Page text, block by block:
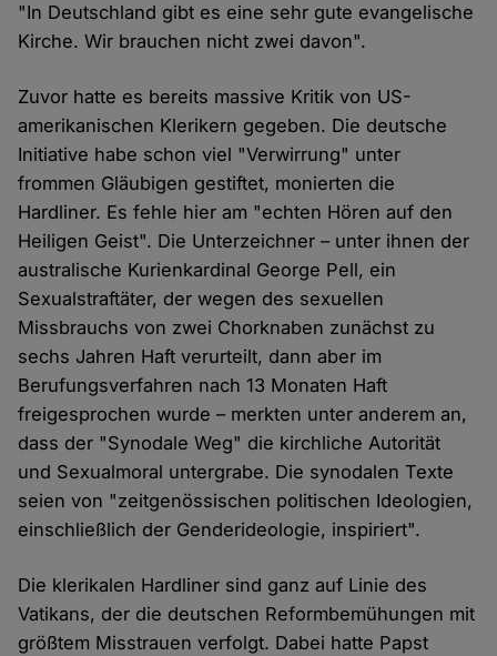
"In Deutschland gibt es eine sehr gute evangelische
Kirche. Wir brauchen nicht zwei davon".
Zuvor hatte es bereits massive Kritik von US-
amerikanischen Klerikern gegeben. Die deutsche
Initiative habe schon viel "Verwirrung" unter
frommen Gläubigen gestiftet, monierten die
Hardliner. Es fehle hier am "echten Hören auf den
Heiligen Geist". Die Unterzeichner – unter ihnen der
australische Kurienkardinal George Pell, ein
Sexualstraftäter, der wegen des sexuellen
Missbrauchs von zwei Chorknaben zunächst zu
sechs Jahren Haft verurteilt, dann aber im
Berufungsverfahren nach 13 Monaten Haft
freigesprochen wurde – merkten unter anderem an,
dass der "Synodale Weg" die kirchliche Autorität
und Sexualmoral untergrabe. Die synodalen Texte
seien von "zeitgenössischen politischen Ideologien,
einschließlich der Genderideologie, inspiriert".
Die klerikalen Hardliner sind ganz auf Linie des
Vatikans, der die deutschen Reformbemühungen mit
größtem Misstrauen verfolgt. Dabei hatte Papst